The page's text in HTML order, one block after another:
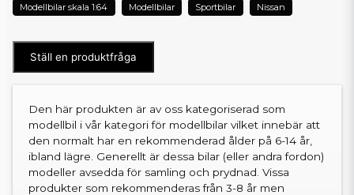
Modellbilar skala 1:64 Modellbilar Sportbilar Nissan
Ställ en produktfråga
Den här produkten är av oss kategoriserad som
modellbil i vår kategori för modellbilar vilket innebär att
den normalt har en rekommenderad ålder på 6-14 år,
ibland lägre. Generellt är dessa bilar (eller andra fordon)
modeller avsedda för samling och prydnad. Vissa
produkter som rekommenderas från 3-8 år men